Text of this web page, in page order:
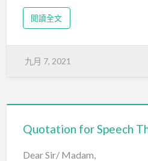
tatpoon@cloud.sja.edu.hk
閱讀全文
九月 7, 2021
Quotation for Speech
Dear Sir/ Madam,